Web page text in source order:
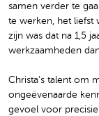
samen verder te
te werken, het liefst
zijn was dat na 1,5
werkzaamheden
Christa’s talent om
ongeëvenaarde
gevoel voor